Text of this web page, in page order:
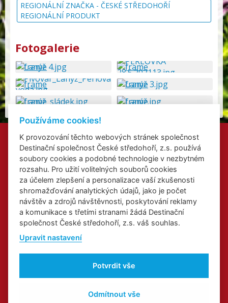
REGIONÁLNÍ ZNAČKA - ČESKÉ STŘEDOHOŘÍ
REGIONÁLNÍ PRODUKT
Fotogalerie
Kontakty
Přidat akci
Přihlášení odběru newsletterů
Cookies
Web o Labské stezce v Ústeckém kraji
Web o kongresové a incentivní turistice v Ústeckém kraji
Regionální značka
Používáme cookies!
K provozování těchto webových stránek společnost
Destinační společnost České středohoří, z.s. používá
soubory cookies a podobné technologie v nezbytném
rozsahu. Pro užití volitelných souborů cookies
za účelem zlepšení a personalizace vaší zkušenosti
shromažďování analytických údajů, jako je počet
návštěv a zdrojů návštěvnosti, poskytování reklamy
a komunikace s třetími stranami žádá Destinační
společnost České středohoří, z.s. váš souhlas.
Upravit nastavení
Potvrdit vše
Odmítnout vše